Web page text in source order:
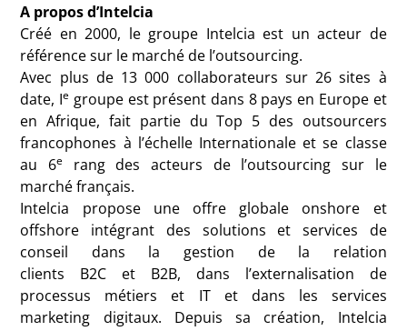
A propos d’Intelcia
Créé en 2000, le groupe Intelcia est un acteur de
référence sur le marché de l’outsourcing.
Avec plus de 13 000 collaborateurs sur 26 sites à
date, Ie groupe est présent dans 8 pays en Europe et
en Afrique, fait partie du Top 5 des outsourcers
francophones à l’échelle Internationale et se classe
au 6e
rang des acteurs de l’outsourcing sur le
marché français.
Intelcia propose une offre globale onshore et
offshore intégrant des solutions et services de
conseil dans la gestion de la relation
clients
B2C et B2B, dans l’externalisation de
processus métiers et
IT
et dans les services
marketing digitaux. Depuis sa création, Intelcia